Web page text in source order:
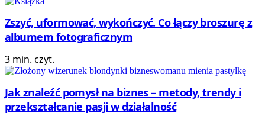
Zszyć, uformować, wykończyć. Co łączy broszurę z
albumem fotograficznym
3 min. czyt.
Jak znaleźć pomysł na biznes – metody, trendy i
przekształcanie pasji w działalność